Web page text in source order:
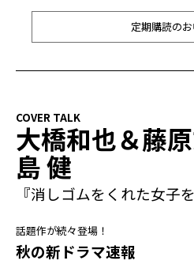
定期購読の
COVER TALK
大橋和也＆藤
島 健
『消しゴムをくれた女子
話題作が続々登場！
秋の新ドラマ速報